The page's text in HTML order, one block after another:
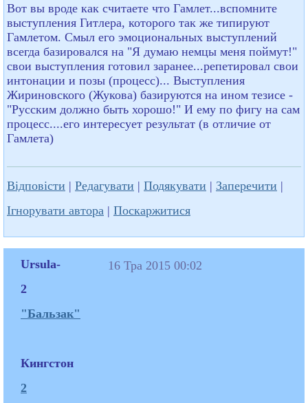
Вот вы вроде как считаете что Гамлет...вспомните
выступления Гитлера, которого так же типируют
Гамлетом. Смыл его эмоциональных выступлений
всегда базировался на "Я думаю немцы меня поймут!"
свои выступления готовил заранее...репетировал свои
интонации и позы (процесс)... Выступления
Жириновского (Жукова) базируются на ином тезисе -
"Русским должно быть хорошо!" И ему по фигу на сам
процесс....его интересует результат (в отличие от
Гамлета)
Відповісти | Редагувати | Подякувати | Заперечити |
Ігнорувати автора | Поскаржитися
Ursula-
2
"Бальзак"
Кингстон
2
16 Тра 2015 00:02